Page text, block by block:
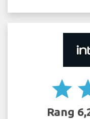
star
Rang